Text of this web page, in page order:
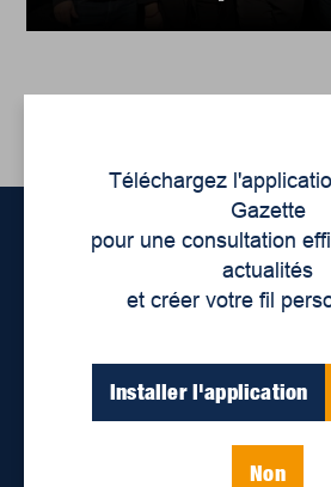
Téléchargez
Gazette
pour une consultation
actualités
et créer votre fil
Installer l'application
Non
Déontologie et confidentialité